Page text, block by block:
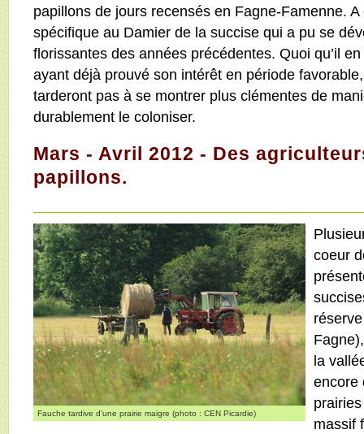
papillons de jours recensés en Fagne-Famenne. A
spécifique au Damier de la succise qui a pu se
florissantes des années précédentes. Quoi qu’il
ayant déjà prouvé son intérêt en période
tarderont pas à se montrer plus clémentes de
durablement le coloniser.
Mars - Avril 2012 - Des
papillons.
Fauche tardive d'une prairie maigre (photo : CEN Picardie)
coeur
la
encore
massif